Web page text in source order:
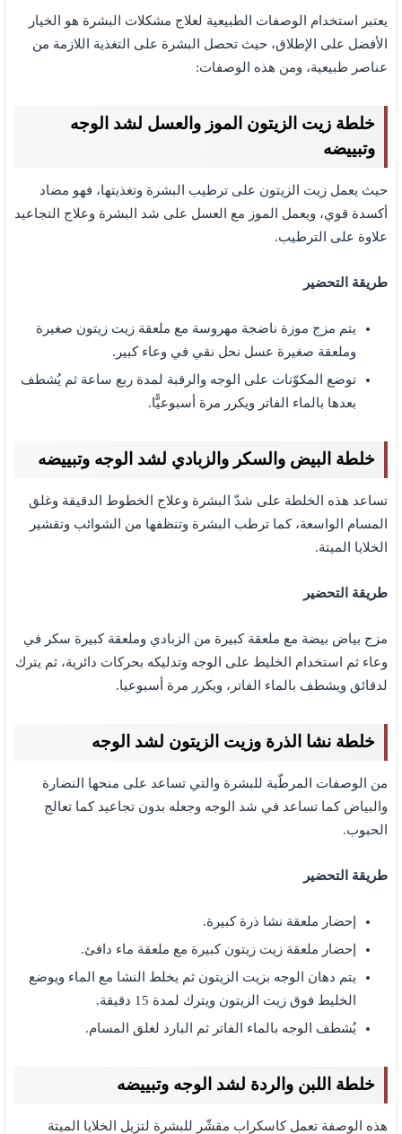
يعتبر استخدام الوصفات الطبيعية لعلاج مشكلات البشرة هو الخيار
الأفضل على الإطلاق، حيث تحصل البشرة على التغذية اللازمة من
عناصر طبيعية، ومن هذه الوصفات:
خلطة زيت الزيتون الموز والعسل لشد الوجه
وتبييضه
حيث يعمل زيت الزيتون على ترطيب البشرة وتغذيتها، فهو مضاد
أكسدة قوي، ويعمل الموز مع العسل على شد البشرة وعلاج التجاعيد
علاوة على الترطيب.
طريقة التحضير
يتم مزج موزة ناضجة مهروسة مع ملعقة زيت زيتون صغيرة
وملعقة صغيرة عسل نحل نقي في وعاء كبير.
توضع المكوّنات على الوجه والرقبة لمدة ربع ساعة ثم يُشطف
بعدها بالماء الفاتر ويكرر مرة أسبوعيًّا.
خلطة البيض والسكر والزبادي لشد الوجه وتبييضه
تساعد هذه الخلطة على شدّ البشرة وعلاج الخطوط الدقيقة وغلق
المسام الواسعة، كما ترطب البشرة وتنظفها من الشوائب وتقشير
الخلايا الميتة.
طريقة التحضير
مزج بياض بيضة مع ملعقة كبيرة من الزبادي وملعقة كبيرة سكر في
وعاء ثم استخدام الخليط على الوجه وتدليكه بحركات دائرية، ثم يترك
لدقائق ويشطف بالماء الفاتر، ويكرر مرة أسبوعيا.
خلطة نشا الذرة وزيت الزيتون لشد الوجه
من الوصفات المرطّبة للبشرة والتي تساعد على منحها النضارة
والبياض كما تساعد في شد الوجه وجعله بدون تجاعيد كما تعالج
الحبوب.
طريقة التحضير
إحضار ملعقة نشا ذرة كبيرة.
إحضار ملعقة زيت زيتون كبيرة مع ملعقة ماء دافئ.
يتم دهان الوجه بزيت الزيتون ثم يخلط النشا مع الماء ويوضع
الخليط فوق زيت الزيتون ويترك لمدة 15 دقيقة.
يُشطف الوجه بالماء الفاتر ثم البارد لغلق المسام.
خلطة اللبن والردة لشد الوجه وتبييضه
هذه الوصفة تعمل كاسكراب مقشّر للبشرة لتزيل الخلايا الميتة